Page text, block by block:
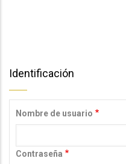
Identificación
Nombre de usuario
Contraseña